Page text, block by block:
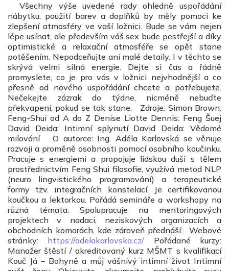
Všechny výše uvedené rady ohledně uspořádání
nábytku, použití barev a doplňků by měly pomoci ke
zlepšení atmosféry ve vaší ložnici. Bude se vám nejen
lépe usínat, ale především váš sex bude pestřejší a díky
optimistické a relaxační atmosféře se opět stane
potěšením. Nepodceňujte ani malé detaily. I v těchto se
skrývá velmi silná energie. Dejte si čas a řádně
promyslete, co je pro vás v ložnici nejvhodnější a co
přesně od nového uspořádání chcete a potřebujete.
Nečekejte zázrak do týdne, nicméně nebuďte
překvapeni, pokud se tak stane. Zdroje: Simon Brown:
Feng-Shui od A do Z Denise Liotte Dennis: Feng Šuej
David Deida: Intimní splynutí David Deida: Vědomé
milování O autorce: Ing. Adéla Karlovská se věnuje
rozvoji a proměně osobnosti pomocí osobního koučinku.
Pracuje s energiemi a propojuje lidskou duši s tělem
prostřednictvím Feng Shui filosofie, využívá metod NLP
(neuro lingvistického programování) a terapeutické
formy tzv. integračních konstelací. Je certifikovanou
koučkou a lektorkou. Pořádá semináře a workshopy na
různá témata. Spolupracuje na mentoringových
projektech v nadaci, neziskových organizacích a
obchodních komorách, kde zároveň přednáší. Webové
stránky: https://adelakarlovska.cz/ Pořádané kurzy:
Manažer štěstí / akreditovaný kurz MŠMT s kvalifikací
Kouč Já – Bohyně a můj vášnivý intimní život Intimní